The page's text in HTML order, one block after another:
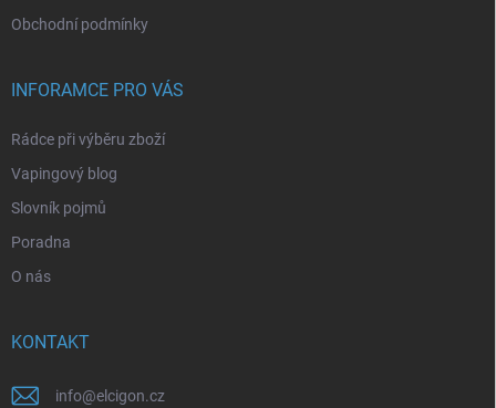
Obchodní podmínky
INFORAMCE PRO VÁS
Rádce při výběru zboží
Vapingový blog
Slovník pojmů
Poradna
O nás
KONTAKT
info@elcigon.cz